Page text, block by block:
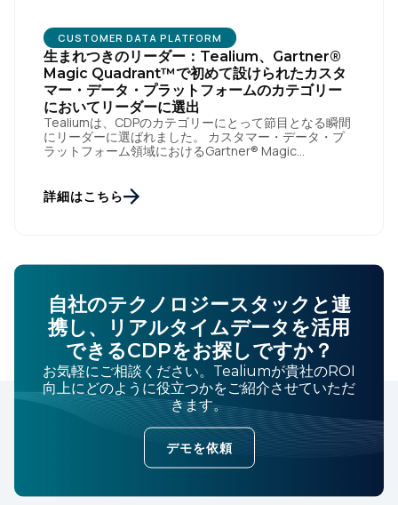
CUSTOMER DATA PLATFORM
生まれつきのリーダー：Tealium、Gartner®
Magic Quadrant™で初めて設けられたカスタ
マー・データ・プラットフォームのカテゴリー
においてリーダーに選出
Tealiumは、CDPのカテゴリーにとって節目となる瞬間
にリーダーに選ばれました。 カスタマー・データ・プ
ラットフォーム領域におけるGartner® Magic
詳細はこちら
自社のテクノロジースタックと連
携し、リアルタイムデータを活用
できるCDPをお探しですか？
お気軽にご相談ください。Tealiumが貴社のROI
向上にどのように役立つかをご紹介させていただ
きます。
デモを依頼